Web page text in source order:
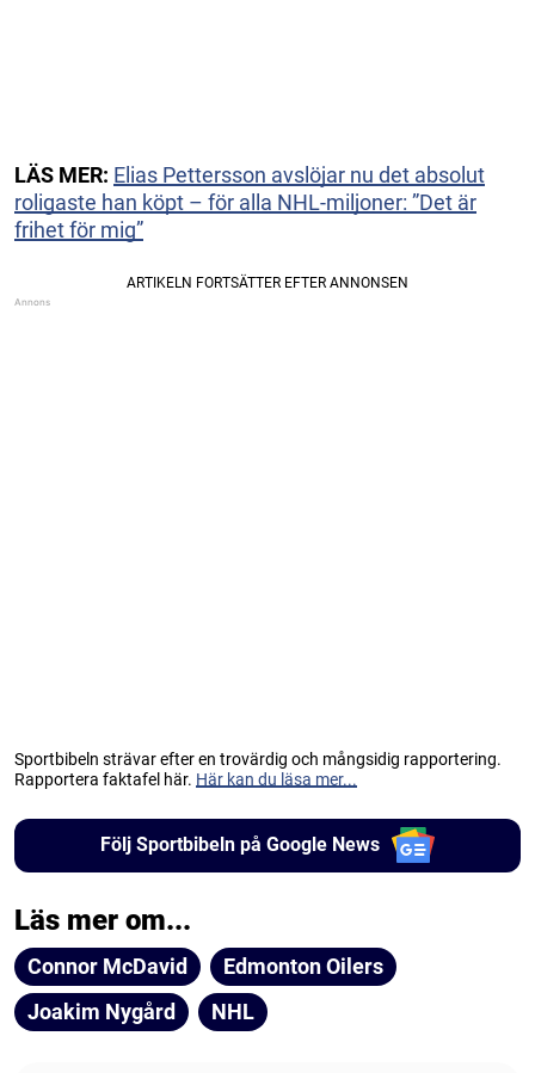
LÄS MER: Elias Pettersson avslöjar nu det absolut
roligaste han köpt – för alla NHL-miljoner: ”Det är
frihet för mig”
Sportbibeln strävar efter en trovärdig och mångsidig rapportering.
Rapportera faktafel här. Här kan du läsa mer...
Följ Sportbibeln på Google News
Läs mer om...
Connor McDavid
Edmonton Oilers
Joakim Nygård
NHL